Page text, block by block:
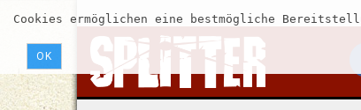
Cookies ermöglichen eine bestmögliche
OK